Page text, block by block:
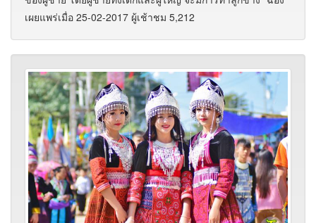
เผยแพร่เมื่อ 25-02-2017 ผู้เช้าชม 5,212